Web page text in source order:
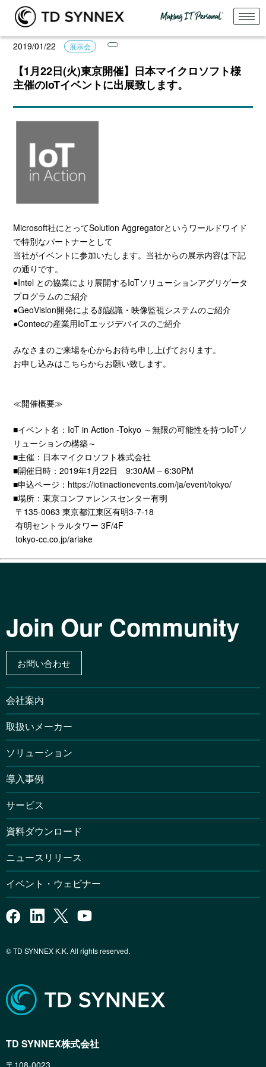
2019/01/22 展示会
【1月22日(火)東京開催】日本マイクロソフト様
主催のIoTイベントに出展致します。
Microsoft社にとってSolution Aggregatorというワールドワイド
で特別なパートナーとして
当社がイベントに参加いたします。当社からの展示内容は下記
の通りです。
●Intel との協業により展開するIoTソリューションアグリゲータ
プログラムのご紹介
●GeoVision開発による顔認識・映像監視システムのご紹介
●Contecの産業用IoTエッジデバイスのご紹介
みなさまのご来場を心からお待ち申し上げております。
お申し込みはこちらからお願い致します。
≪開催概要≫
■イベント名：IoT in Action -Tokyo ～無限の可能性を持つIoTソ
リューションの構築～
■主催：日本マイクロソフト株式会社
■開催日時：2019年1月22日 9:30AM – 6:30PM
■申込ページ： https://iotinactionevents.com/ja/event/tokyo/
■場所：東京コンファレンスセンター有明
〒135-0063 東京都江東区有明3-7-18
有明セントラルタワー 3F/4F
tokyo-cc.co.jp/ariake
Join Our Community
お問い合わせ
会社案内
取扱いメーカー
ソリューション
導入事例
サービス
資料ダウンロード
ニュースリリース
イベント・ウェビナー
© TD SYNNEX K.K. All rights reserved.
TD SYNNEX株式会社
〒108-0023